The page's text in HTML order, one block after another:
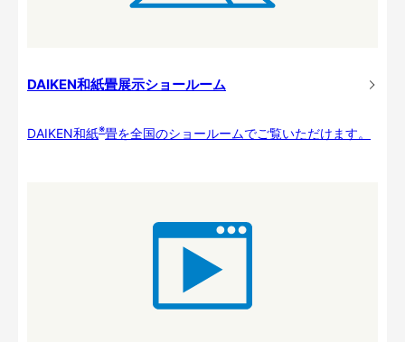
DAIKEN和紙畳展示ショールーム
DAIKEN和紙※畳を全国のショールームでご覧いただけます。